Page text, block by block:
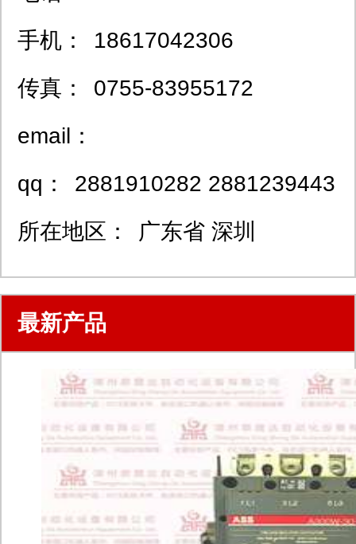
手机：
18617042306
传真：
0755-83955172
email：
qq：
2881910282 2881239443
所在地区：
广东省 深圳
最新产品